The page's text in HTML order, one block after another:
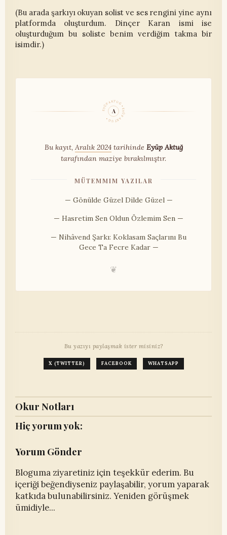
(Bu arada şarkıyı okuyan solist ve ses rengini yine aynı
platformda oluşturdum. Dinçer Karan ismi ise
oluşturduğum bu soliste benim verdiğim takma bir
isimdir.)
EYÜP AKTUĞ • EYÜP AKTUĞ •
A
Bu kayıt, Aralık 2024tarihinde Eyüp Aktuğ
tarafından maziye bırakılmıştır.
MÜTEMMIM YAZILAR
— Gönülde Güzel Dilde Güzel —
— Hasretim Sen Oldun Özlemim Sen —
— Nihâvend Şarkı: Koklasam Saçlarını Bu
Gece Ta Fecre Kadar —
❦
Bu yazıyı paylaşmak ister misiniz?
X (TWITTER) FACEBOOK WHATSAPP
Okur Notları
Hiç yorum yok:
Yorum Gönder
Bloguma ziyaretiniz için teşekkür ederim. Bu
içeriği beğendiyseniz paylaşabilir, yorum yaparak
katkıda bulunabilirsiniz. Yeniden görüşmek
ümidiyle...